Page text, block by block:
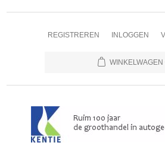
REGISTREREN INLOGGEN
WINKELWAGEN